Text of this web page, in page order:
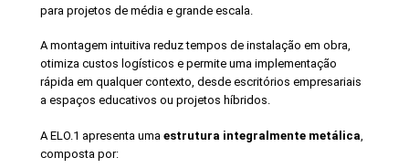
para projetos de média e grande escala.
A montagem intuitiva reduz tempos de instalação em obra,
otimiza custos logísticos e permite uma implementação
rápida em qualquer contexto, desde escritórios empresariais
a espaços educativos ou projetos híbridos.
A ELO.1 apresenta uma estrutura integralmente metálica
composta por: